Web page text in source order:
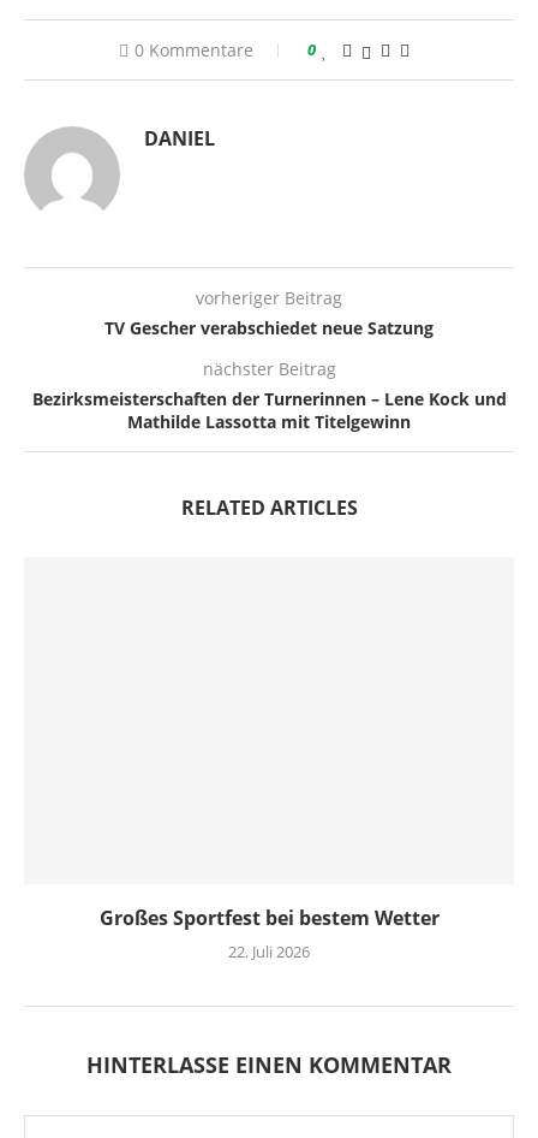
0 Kommentare 0
DANIEL
vorheriger Beitrag
TV Gescher verabschiedet neue Satzung
nächster Beitrag
Bezirksmeisterschaften der Turnerinnen – Lene Kock und
Mathilde Lassotta mit Titelgewinn
RELATED ARTICLES
Großes Sportfest bei bestem Wetter
22. Juli 2026
HINTERLASSE EINEN KOMMENTAR